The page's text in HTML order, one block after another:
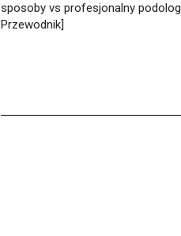
sposoby vs profesjonalny
Przewodnik]